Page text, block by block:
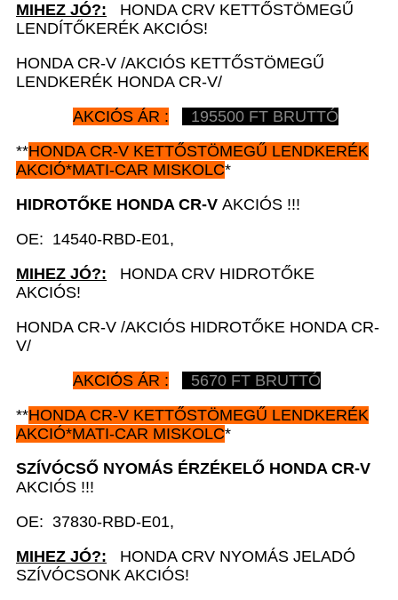
MIHEZ JÓ?: HONDA CRV KETTŐSTÖMEGŰ
LENDÍTŐKERÉK AKCIÓS!
HONDA CR-V /AKCIÓS KETTŐSTÖMEGŰ
LENDKERÉK HONDA CR-V/
AKCIÓS ÁR :
195500 FT BRUTTÓ
**HONDA CR-V KETTŐSTÖMEGŰ LENDKERÉK
AKCIÓ*MATI-CAR MISKOLC*
HIDROTŐKE HONDA CR-V AKCIÓS !!!
OE: 14540-RBD-E01,
MIHEZ JÓ?: HONDA CRV HIDROTŐKE
AKCIÓS!
HONDA CR-V /AKCIÓS HIDROTŐKE HONDA CR-
V/
AKCIÓS ÁR :
5670 FT BRUTTÓ
**HONDA CR-V KETTŐSTÖMEGŰ LENDKERÉK
AKCIÓ*MATI-CAR MISKOLC*
SZÍVÓCSŐ NYOMÁS ÉRZÉKELŐ HONDA CR-V
AKCIÓS !!!
OE: 37830-RBD-E01,
MIHEZ JÓ?: HONDA CRV NYOMÁS JELADÓ
SZÍVÓCSONK AKCIÓS!